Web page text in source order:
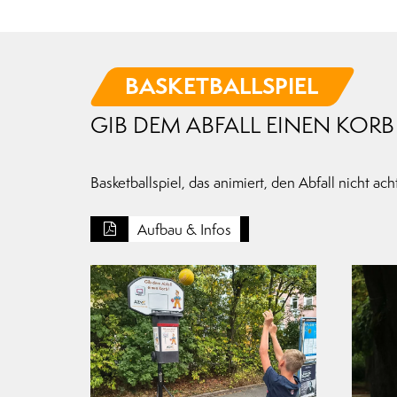
BASKETBALLSPIEL
GIB DEM ABFALL EINEN KORB
Basketballspiel, das animiert, den Abfall nicht
Aufbau & Infos